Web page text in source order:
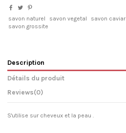
savon naturel savon vegetal savon caviar
savon grossite
Description
Détails du produit
Reviews(0)
S'utilise sur cheveux et la peau .